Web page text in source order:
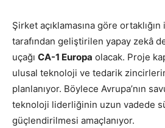
Şirket açıklamasına göre
tarafından geliştirilen yapay zekâ
uçağı CA-1 Europa olacak. Proje
ulusal teknoloji ve tedarik
planlanıyor. Böylece Avrupa’nın
teknoloji liderliğinin uzun vadede
güçlendirilmesi amaçlanıyor.